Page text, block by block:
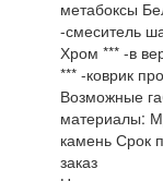
метабоксы
-смеситель
Хром *** -в
*** -коврик
Возможные
материалы:
камень Срок
заказ